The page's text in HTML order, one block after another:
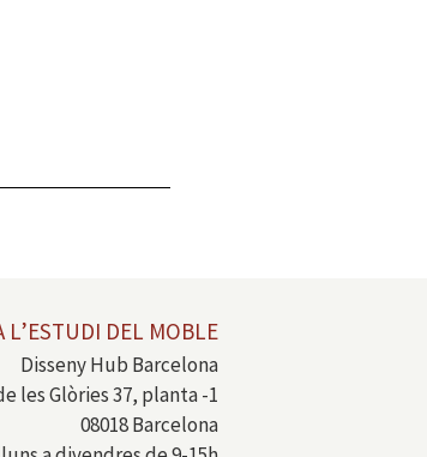
L’ESTUDI DEL MOBLE
Disseny Hub Barcelona
les Glòries 37, planta -1
08018 Barcelona